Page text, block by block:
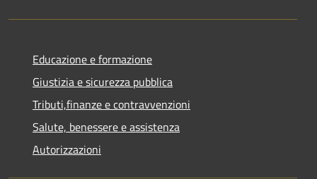
Educazione e formazione
Giustizia e sicurezza pubblica
Tributi,finanze e contravvenzioni
Salute, benessere e assistenza
Autorizzazioni